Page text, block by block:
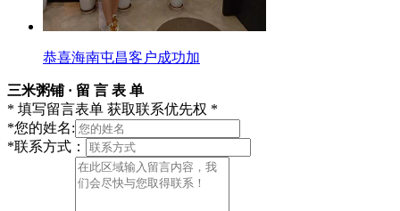
恭喜海南屯昌客户成功加
三米粥铺 · 留 言 表 单
* 填写留言表单 获取联系优先权 *
*您的姓名:
*联系方式：